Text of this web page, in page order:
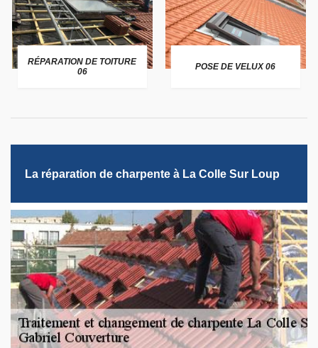
RÉPARATION DE TOITURE
06
POSE DE VELUX 06
La réparation de charpente à La Colle Sur Loup